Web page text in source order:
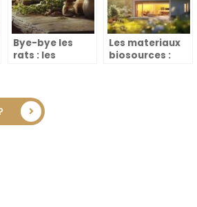
Bye-bye les
rats : les
bicarbonate qui
fonctionnent
vraiment
Les materiaux
biosources :